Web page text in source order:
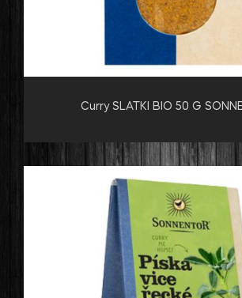
Curry SLATKI BIO 50 G